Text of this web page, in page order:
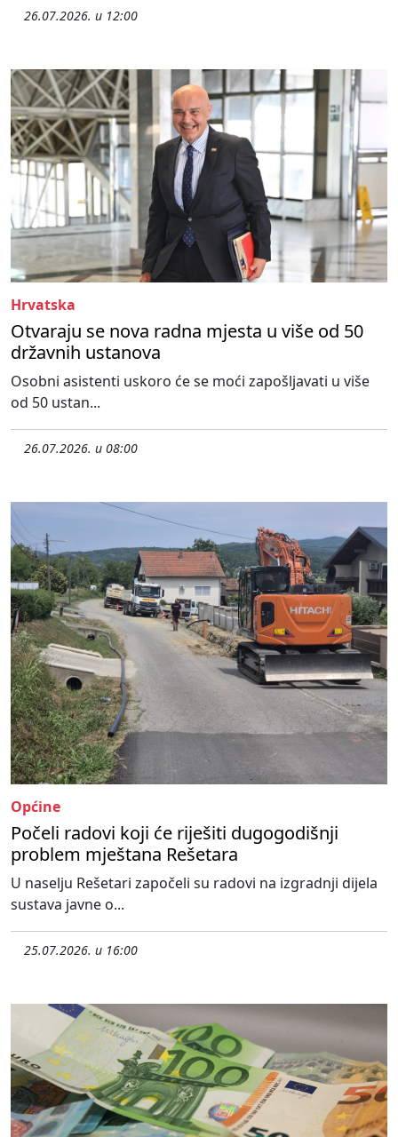
26.07.2026. u 12:00
Hrvatska
Otvaraju se nova radna mjesta u više od 50
državnih ustanova
Osobni asistenti uskoro će se moći zapošljavati u više
od 50 ustan...
26.07.2026. u 08:00
Općine
Počeli radovi koji će riješiti dugogodišnji
problem mještana Rešetara
U naselju Rešetari započeli su radovi na izgradnji dijela
sustava javne o...
25.07.2026. u 16:00